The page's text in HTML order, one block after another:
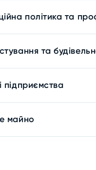
політика та
та
підприємства
майно